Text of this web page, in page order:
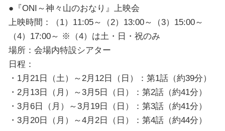
●『ONI～神々山のおなり』上映会
上映時間：（1）11:05～（2）13:00～（3）15:00～
（4）17:00～ ※（4）は土・日・祝のみ
場所：会場内特設シアター
日程：
・1月21日（土）～2月12日（日）：第1話（約39分）
・2月13日（月）～3月5日（日）：第2話（約41分）
・3月6日（月）～3月19日（日）：第3話（約41分）
・3月20日（月）～4月2日（日）：第4話（約44分）